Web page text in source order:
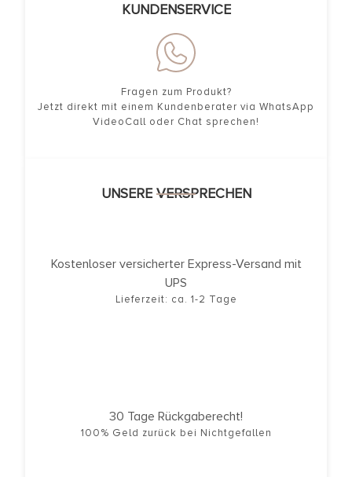
KUNDENSERVICE
Fragen zum Produkt?
Jetzt direkt mit einem Kundenberater via WhatsApp
VideoCall oder Chat sprechen!
UNSERE VERSPRECHEN
Kostenloser versicherter Express-Versand mit
UPS
Lieferzeit: ca. 1-2 Tage
30 Tage Rückgaberecht!
100% Geld zurück bei Nichtgefallen